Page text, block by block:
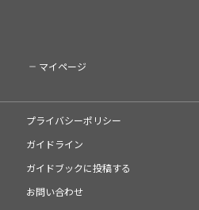
マイページ
プライバシーポリシー
ガイドライン
ガイドブックに投稿する
お問い合わせ